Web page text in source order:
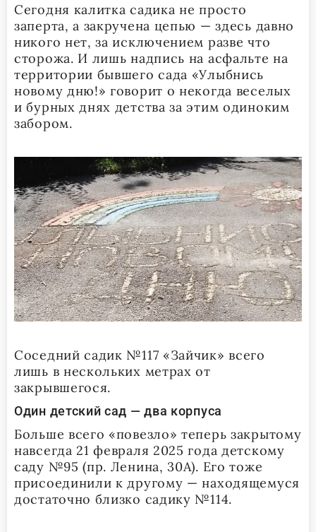
Сегодня калитка садика не просто
заперта, а закручена цепью — здесь давно
никого нет, за исключением разве что
сторожа. И лишь надпись на асфальте на
территории бывшего сада «Улыбнись
новому дню!» говорит о некогда веселых
и бурных днях детства за этим одиноким
забором.
Соседний садик №117 «Зайчик» всего
лишь в нескольких метрах от
закрывшегося.
Один детский сад — два корпуса
Больше всего «повезло» теперь закрытому
навсегда 21 февраля 2025 года детскому
саду №95 (пр. Ленина, 30А). Его тоже
присоединили к другому — находящемуся
достаточно близко садику №114.